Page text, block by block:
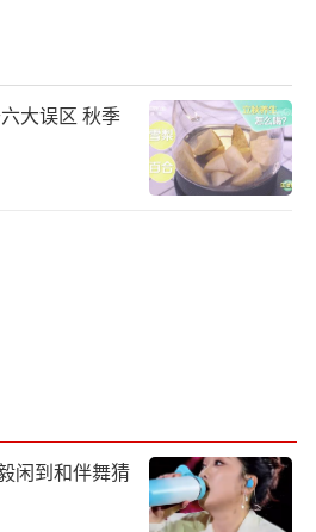
大误区 秋季
闲到和伴舞猜